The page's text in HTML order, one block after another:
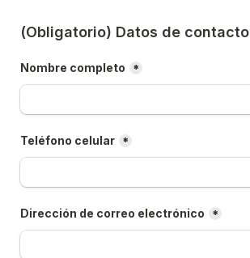
(Obligatorio) Datos de contacto
Nombre completo *
Teléfono celular *
Dirección de correo electrónico *